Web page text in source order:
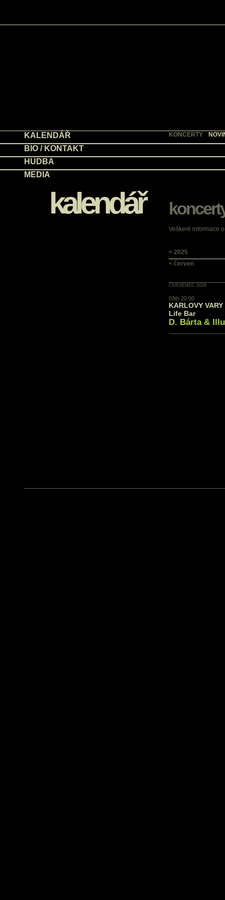
KALENDÁŘ KONCERTY
BIO / KONTAKT
HUDBA
MEDIA
kalendář
Veškeré informace
< 2025
< červen
ČERVENEC 2026
03th 20:00
KARLOVY
Life Bar
D. Bárta &